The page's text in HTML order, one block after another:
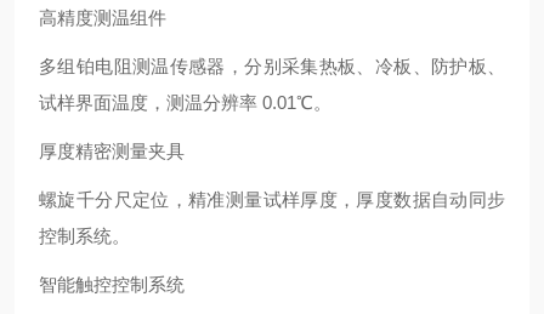
高精度测温组件
多组铂电阻测温传感器，分别采集热板、冷板、防护板、
试样界面温度，测温分辨率 0.01℃。
厚度精密测量夹具
螺旋千分尺定位，精准测量试样厚度，厚度数据自动同步
控制系统。
智能触控控制系统